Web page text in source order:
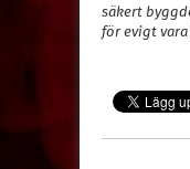
säkert
för evigt vara